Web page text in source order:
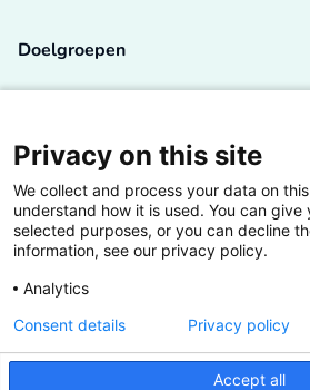
Doelgroepen
Lectoren en onderzoekers
Bedrijven
Hogescholen
De grootste kennisbank van het
Privacy on this site
We collect and process your data on
understand how it is used. You can give
selected purposes, or you can decline
information, see our privacy policy.
Analytics
Accept all
Consent details Privacy policy